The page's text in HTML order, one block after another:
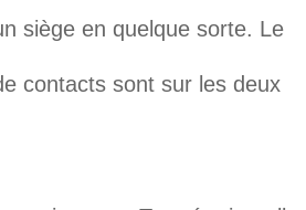
siège en quelque sorte. Le
contacts sont sur les deux